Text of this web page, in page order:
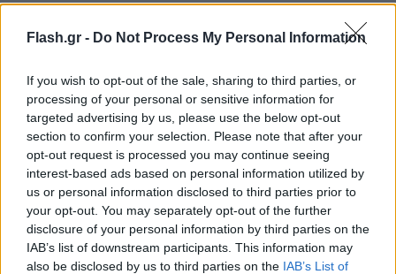
Flash.gr - Do Not Process My Personal Information
If you wish to opt-out of the sale, sharing to third parties, or
processing of your personal or sensitive information for
targeted advertising by us, please use the below opt-out
section to confirm your selection. Please note that after your
opt-out request is processed you may continue seeing
interest-based ads based on personal information utilized by
us or personal information disclosed to third parties prior to
your opt-out. You may separately opt-out of the further
disclosure of your personal information by third parties on the
IAB’s list of downstream participants. This information may
also be disclosed by us to third parties on the IAB’s List of